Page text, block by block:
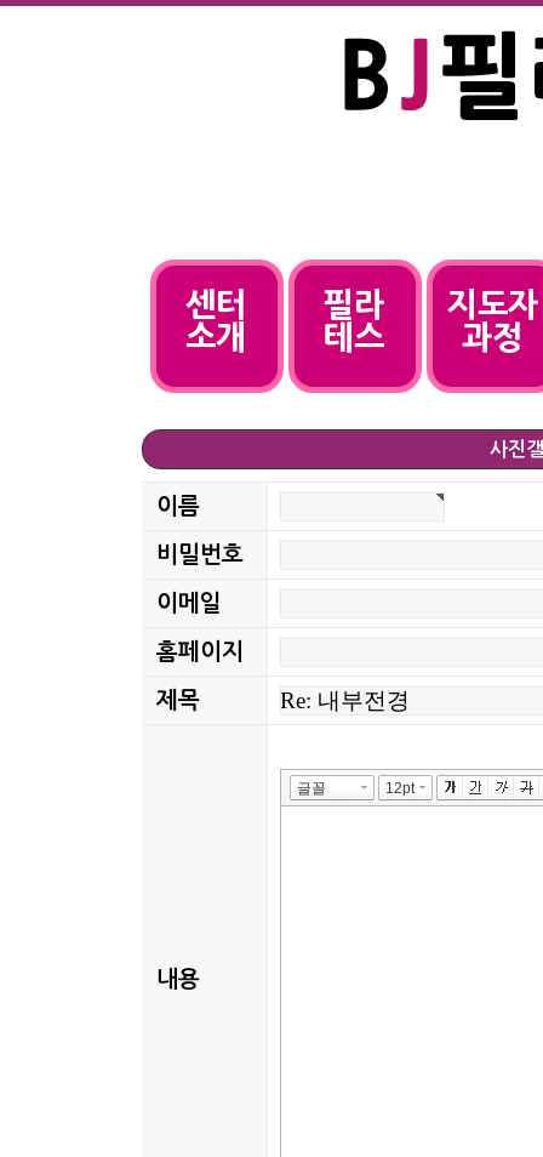
센터
소개
필라
테스
지도자
과정
사진
이름
비밀번호
이메일
홈페이지
제목
내용